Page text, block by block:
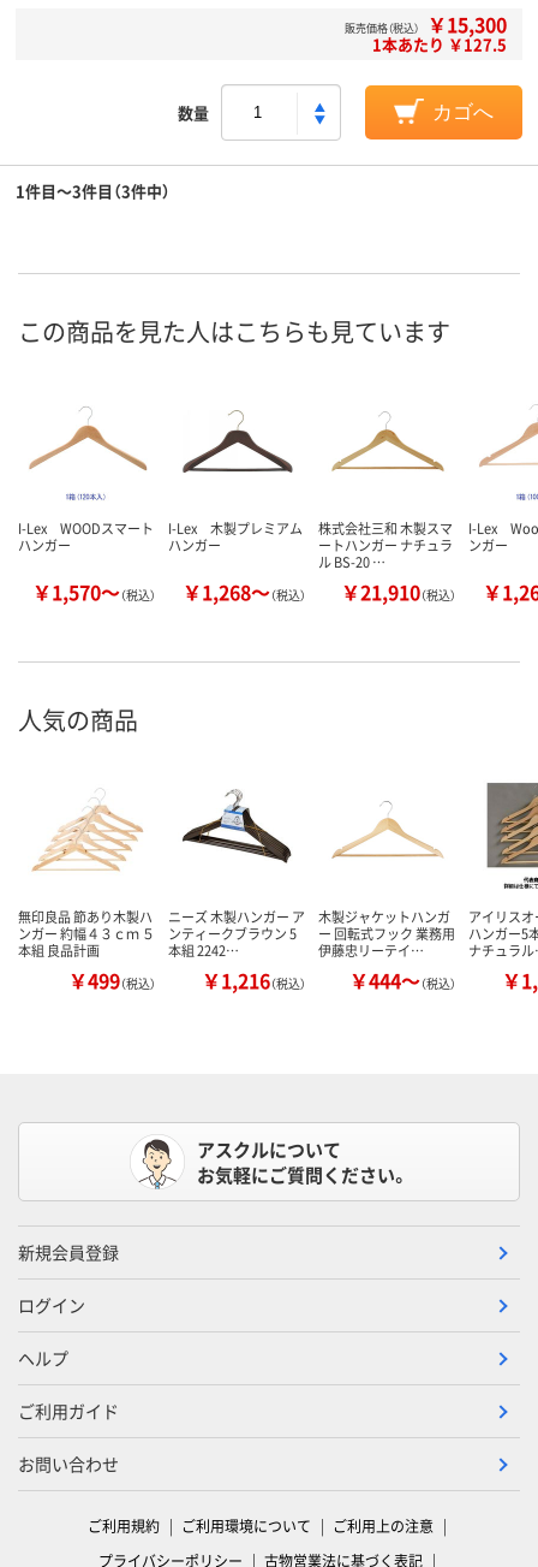
販売価格（税込） ￥15,300
1本あたり ￥127.5
数量 カゴへ
1件目～3件目（3件中）
この商品を見た人はこちらも見ています
I-Lex WOODスマート
ハンガー
￥1,570～（税込）
I-Lex 木製プレミアム
ハンガー
￥1,268～（税込）
株式会社三和 木製スマ
ートハンガー ナチュラ
ル BS-20 …
￥21,910（税込）
I-Lex
ンガー
￥
人気の商品
無印良品 節あり木製ハ
ンガー 約幅４３ｃｍ ５
本組 良品計画
￥499（税込）
ニーズ 木製ハンガー ア
ンティークブラウン 5
本組 2242…
￥1,216（税込）
木製ジャケットハンガ
ー 回転式フック 業務用
伊藤忠リーテイ…
￥444～（税込）
アイリス
ハンガー5
ナチュラ
￥
アスクルについて
お気軽にご質問ください。
新規会員登録
ログイン
ヘルプ
ご利用ガイド
お問い合わせ
ご利用規約 ご利用環境について
ご利用上の注意
プライバシーポリシー
古物営業法に基づく表記